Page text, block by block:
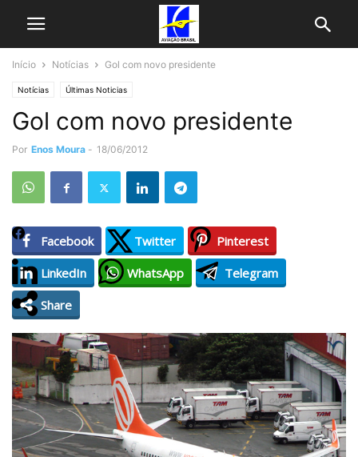
Início Notícias Gol com novo presidente
Notícias Últimas Noticias
Gol com novo presidente
Por Enos Moura - 18/06/2012
Facebook Twitter
Pinterest
LinkedIn
WhatsApp
Telegram
Share